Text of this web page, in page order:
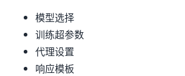
模型选择
训练超参数
代理设置
响应模板